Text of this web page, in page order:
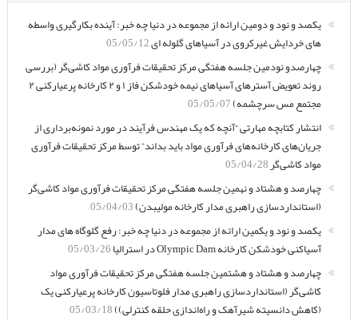
یکصد و نود و دومین ارائه از مجموعه در دنیا چه خبر: آینده بکارگیری واسطه
های خردایش غیرکروی در آسیاهای گلوله ای05/05/12
چهارصدو نودمین جلسه هفتگی مرکز تحقیقات فرآوری مواد کاشی‌گر (بررسی
روند تعویض آسترهای آسیاهای نیمه خودشکن فاز ۱ و ۲ کارخانه پرعیارکنی ۲
مجتمع مس سرچشمه)05/05/07
انتشار کتابچه مهارتی “آنچه که یک مهندس فرآیند در مورد نمونه‌برداری از
جریان‌های کارخانه‌های فرآوری مواد باید بداند” توسط مرکز تحقیقات فرآوری
مواد کاشی‌گر05/04/28
چهارصد و هشتاد و نهمین جلسه هفتگی مرکز تحقیقات فرآوری مواد کاشی‌گر
(استانداردسازی راهبری مدار کارخانه مولیبدن)05/04/03
یکصد و نود و یکمین ارائه از مجموعه در دنیا چه خبر: رفع گلوگاه های مدار
آسیاکنی خودشکن کارخانه Olympic Dam در استرالیا
05/03/26
چهارصد و هشتاد و هشتمین جلسه هفتگی مرکز تحقیقات فرآوری مواد
کاشی‌گر (استانداردسازی راهبری مدار فلوتاسیون کارخانه پرعیارکنی یک
(کاهش دانسیته شیرآهک و راه‌اندازی حلقه کنترلی))05/03/18